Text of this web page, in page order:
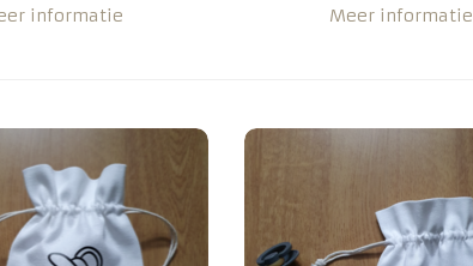
informatie Meer informatie